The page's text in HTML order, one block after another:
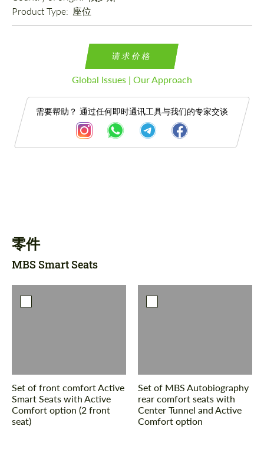
Product Type: 座位
请求价格
Global Issues | Our Approach
需要帮助？ 通过任何即时通讯工具与我们的专家交谈
零件
MBS Smart Seats
Set of front comfort Active
Smart Seats with Active
Comfort option (2 front
seat)
Set of MBS Autobiography
rear comfort seats with
Center Tunnel and Active
Comfort option